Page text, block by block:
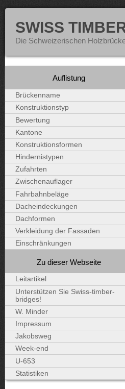
SWISS
Die Schweizerischen
Auflistung
Brückenname
Konstruktionstyp
Bewertung
Kantone
Konstruktionsformen
Hindernistypen
Zufahrten
Zwischenauflager
Fahrbahnbeläge
Dacheindeckungen
Dachformen
Verkleidung der Fassaden
Einschränkungen
Zu dieser Webseite
Leitartikel
Unterstützen Sie Swiss-timber-
bridges!
W. Minder
Impressum
Jakobsweg
Week-end
U-653
Statistiken